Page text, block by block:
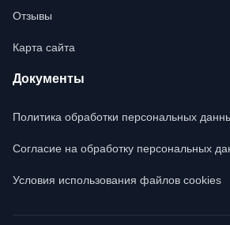
Отзывы
Карта сайта
Документы
Политика обработки персональных
Согласие на обработку персональных
Условия использования файлов cookies